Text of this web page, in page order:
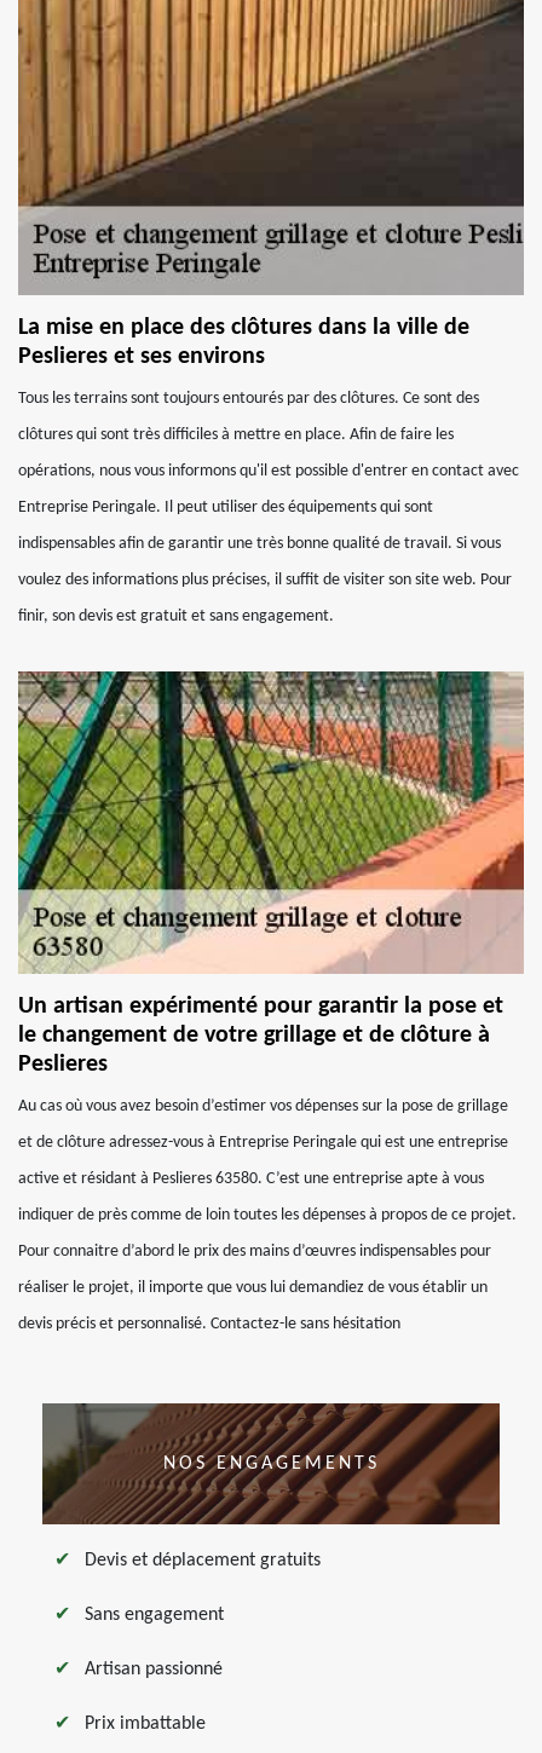
La mise en place des clôtures dans la ville de
Peslieres et ses environs
Tous les terrains sont toujours entourés par des clôtures. Ce sont des
clôtures qui sont très difficiles à mettre en place. Afin de faire les
opérations, nous vous informons qu'il est possible d'entrer en contact avec
Entreprise Peringale. Il peut utiliser des équipements qui sont
indispensables afin de garantir une très bonne qualité de travail. Si vous
voulez des informations plus précises, il suffit de visiter son site web. Pour
finir, son devis est gratuit et sans engagement.
Un artisan expérimenté pour garantir la pose et
le changement de votre grillage et de clôture à
Peslieres
Au cas où vous avez besoin d’estimer vos dépenses sur la pose de grillage
et de clôture adressez-vous à Entreprise Peringale qui est une entreprise
active et résidant à Peslieres 63580. C’est une entreprise apte à vous
indiquer de près comme de loin toutes les dépenses à propos de ce projet.
Pour connaitre d’abord le prix des mains d’œuvres indispensables pour
réaliser le projet, il importe que vous lui demandiez de vous établir un
devis précis et personnalisé. Contactez-le sans hésitation
NOS ENGAGEMENTS
Devis et déplacement gratuits
Sans engagement
Artisan passionné
Prix imbattable